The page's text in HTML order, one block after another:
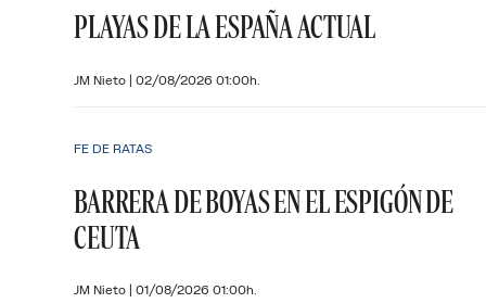
PLAYAS DE LA ESPAÑA ACTUAL
JM Nieto | 02/08/2026 01:00h.
FE DE RATAS
BARRERA DE BOYAS EN EL ESPIGÓN DE
CEUTA
JM Nieto | 01/08/2026 01:00h.